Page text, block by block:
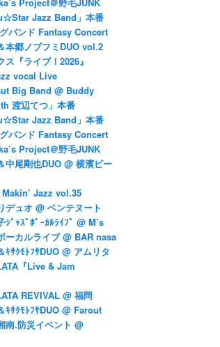
Jazz Band」本番
バンド Fantasy Concert
本郷ノブフミDUO vol.2
『ライブ！2026』
vocal Live
Big Band @ Buddy
渡辺てつ」本番
Jazz Band」本番
バンド Fantasy Concert
Project＠野毛JUNK
中尾剛也DUO @ 横濱ビー
Jazz vol.35
デュオ @ ベンテヌート
ｼﾞｬｽﾞﾎﾞｰｶﾙﾗｲﾌﾞ @ M’s
ーカルライブ @ BAR nasa
ｷｻｸﾓﾄﾌｻDUO @ アムリタ
『Live & Jam
REVIVAL @ 福岡
ｷｻｸﾓﾄﾌｻDUO @ Farout
南.防災イベント @